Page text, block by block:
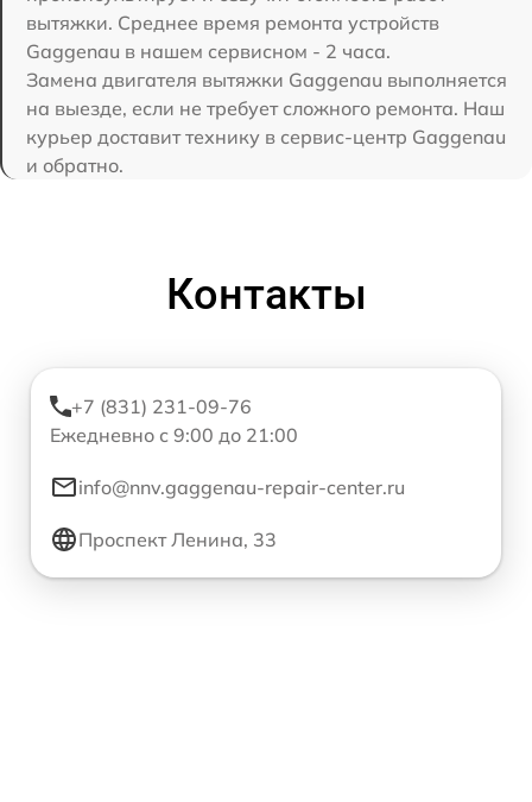
вытяжки. Среднее время ремонта устройств
Gaggenau в нашем сервисном - 2 часа.
Замена двигателя вытяжки Gaggenau выполняется
на выезде, если не требует сложного ремонта. Наш
курьер доставит технику в сервис-центр Gaggenau
и обратно.
Контакты
+7 (831) 231-09-76
Ежедневно с 9:00 до 21:00
info@nnv.gaggenau-repair-center.ru
Проспект Ленина, 33